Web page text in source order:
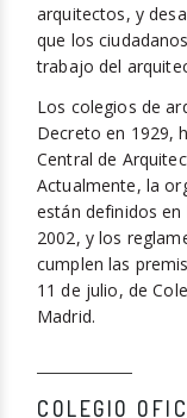
arquitectos, y
que los
trabajo del
Los colegios de
Decreto en 1929,
Central de
Actualmente, la
están definidos
2002, y los
cumplen las
11 de julio, de
Madrid.
COLEGIO